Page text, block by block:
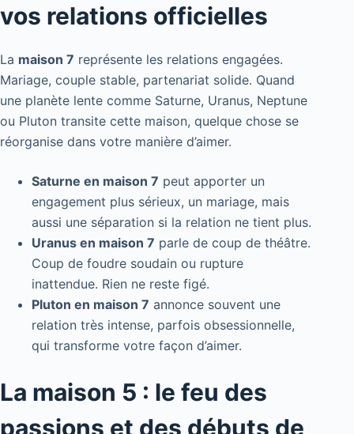
vos relations officielles
La maison 7 représente les relations engagées.
Mariage, couple stable, partenariat solide. Quand
une planète lente comme Saturne, Uranus, Neptune
ou Pluton transite cette maison, quelque chose se
réorganise dans votre manière d’aimer.
Saturne en maison 7 peut apporter un
engagement plus sérieux, un mariage, mais
aussi une séparation si la relation ne tient plus.
Uranus en maison 7 parle de coup de théâtre.
Coup de foudre soudain ou rupture
inattendue. Rien ne reste figé.
Pluton en maison 7 annonce souvent une
relation très intense, parfois obsessionnelle,
qui transforme votre façon d’aimer.
La maison 5 : le feu des
passions et des débuts de